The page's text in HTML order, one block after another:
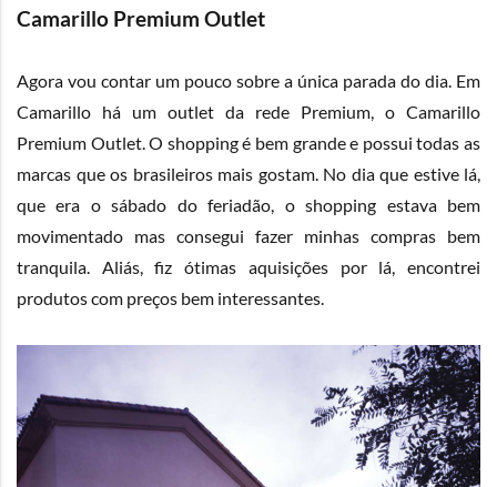
Camarillo Premium Outlet
Agora vou contar um pouco sobre a única parada do dia. Em
Camarillo há um outlet da rede Premium, o Camarillo
Premium Outlet.O shopping é bem grande e possui todas as
marcas que os brasileiros mais gostam. No dia que estive lá,
que era o sábado do feriadão, o shopping estava bem
movimentado mas consegui fazer minhas compras bem
tranquila. Aliás, fiz ótimas aquisições por lá, encontrei
produtos com preços bem interessantes.